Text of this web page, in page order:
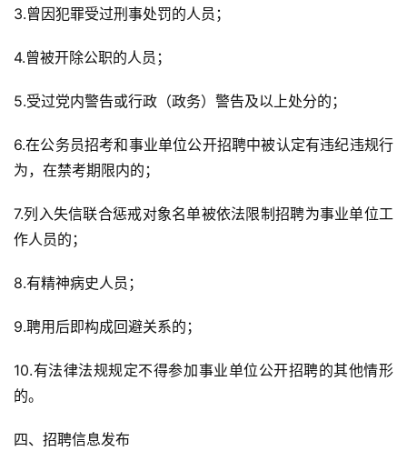
3.曾因犯罪受过刑事处罚的人员；
4.曾被开除公职的人员；
5.受过党内警告或行政（政务）警告及以上处分的；
6.在公务员招考和事业单位公开招聘中被认定有违纪违规行
为，在禁考期限内的；
7.列入失信联合惩戒对象名单被依法限制招聘为事业单位工
作人员的；
8.有精神病史人员；
9.聘用后即构成回避关系的；
10.有法律法规规定不得参加事业单位公开招聘的其他情形
的。
四、招聘信息发布